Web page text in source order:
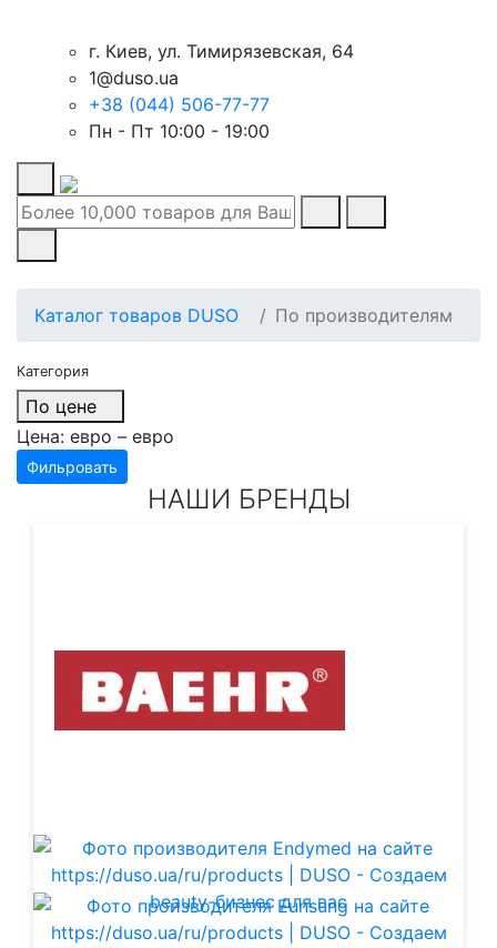
г. Киев, ул. Тимирязевская, 64
1@duso.ua
+38 (044) 506-77-77
Пн - Пт 10:00 - 19:00
Каталог товаров DUSO По производителям
Категория
По цене
Цена: евро – евро
Фильровать
НАШИ БРЕНДЫ